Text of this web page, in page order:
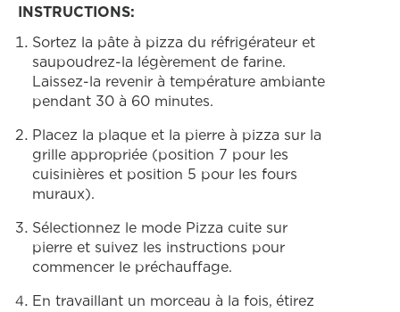
INSTRUCTIONS:
Sortez la pâte à pizza du réfrigérateur et
saupoudrez-la légèrement de farine.
Laissez-la revenir à température ambiante
pendant 30 à 60 minutes.
Placez la plaque et la pierre à pizza sur la
grille appropriée (position 7 pour les
cuisinières et position 5 pour les fours
muraux).
Sélectionnez le mode Pizza cuite sur
pierre et suivez les instructions pour
commencer le préchauffage.
En travaillant un morceau à la fois, étirez